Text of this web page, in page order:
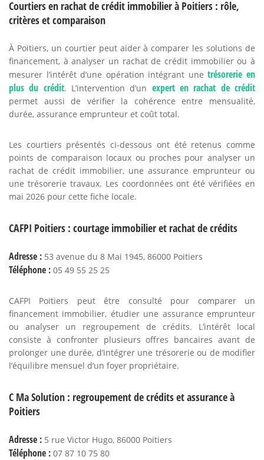
Courtiers en rachat de crédit immobilier à Poitiers : rôle,
critères et comparaison
À Poitiers, un courtier peut aider à comparer les solutions de
financement, à analyser un rachat de crédit immobilier ou à
mesurer l’intérêt d’une opération intégrant unetrésorerie en
plus du crédit. L’intervention d’un expert en rachat de crédit
permet aussi de vérifier la cohérence entre mensualité,
durée, assurance emprunteur et coût total.
Les courtiers présentés ci-dessous ont été retenus comme
points de comparaison locaux ou proches pour analyser un
rachat de crédit immobilier, une assurance emprunteur ou
une trésorerie travaux. Les coordonnées ont été vérifiées en
mai 2026 pour cette fiche locale.
CAFPI Poitiers : courtage immobilier et rachat de crédits
Adresse : 53 avenue du 8 Mai 1945, 86000 Poitiers
Téléphone : 05 49 55 25 25
CAFPI Poitiers peut être consulté pour comparer un
financement immobilier, étudier une assurance emprunteur
ou analyser un regroupement de crédits. L’intérêt local
consiste à confronter plusieurs offres bancaires avant de
prolonger une durée, d’intégrer une trésorerie ou de modifier
l’équilibre mensuel d’un foyer propriétaire.
C Ma Solution : regroupement de crédits et assurance à
Poitiers
Adresse : 5 rue Victor Hugo, 86000 Poitiers
Téléphone : 07 87 10 75 80